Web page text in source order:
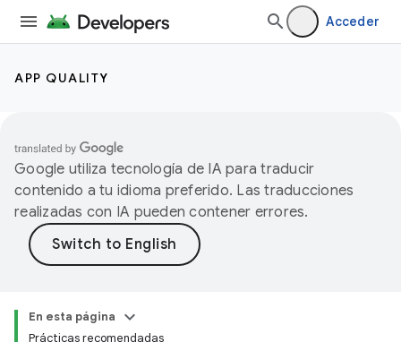
Acceder
APP QUALITY
Google utiliza tecnología de IA para traducir
contenido a tu idioma preferido. Las traducciones
realizadas con IA pueden contener errores.
En esta página
Prácticas recomendadas